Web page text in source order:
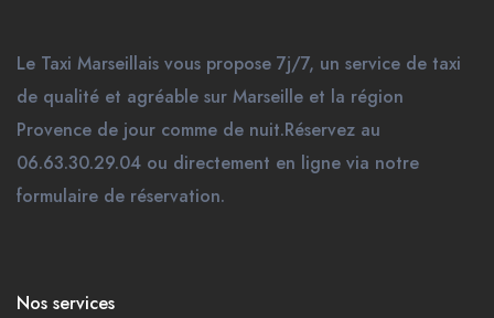
Le Taxi Marseillais vous propose 7j/7, un service de taxi
de qualité et agréable sur Marseille et la région
Provence de jour comme de nuit.Réservez au
06.63.30.29.04 ou directement en ligne via notre
formulaire de réservation.
Nos services